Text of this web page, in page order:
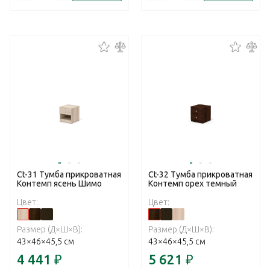
Ct-31 Тумба прикроватная
Контемп ясень Шимо
Цвет:
Размер (Д×Ш×В):
43×46×45,5 см
4 441 ₽
Ct-32 Тумба прикроватная
Контемп орех темный
Цвет:
Размер (Д×Ш×В):
43×46×45,5 см
5 621 ₽